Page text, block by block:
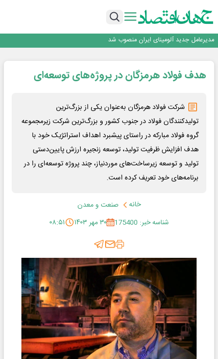
بازگشت فرش ماشینی به اصفهان پس از هفت سال؛ دو نمایشگاه تخصصی در شهر
مدیرعامل جدید آلومینای ایران منصوب شد
رونمایی فولاد غدیر نی ریز از سامانه ی « آقای پولاد»
بازگشت فرش ماشینی به اصفهان پس از هفت سال؛ دو نمایشگاه تخصصی در شهر
نمایشگاهی برگزار می‌شود
عرضه اولیه احیا استیل فولاد بافت
هدف فولاد هرمزگان در پروژه‌های توسعه‌ای
شرکت فولاد هرمزگان به‌‌عنوان یکی از بزرگ‌ترین
تولیدکنندگان فولاد در جنوب کشور و بزرگ‌ترین شرکت زیرمجموعه
گروه فولاد مبارکه در راستای پیشبرد اهداف استراتژیک خود با
هدف افزایش ظرفیت تولید، توسعه زنجیره ارزش پایین‌‌دستی
تولید و توسعه زیرساخت‌‌های موردنیاز، چند پروژه توسعه‌‌ای را در
برنامه‌‌های خود تعریف کرده است.
خانه
صنعت و معدن
شناسه خبر: 175400
۳۰ مهر ۱۴۰۳ ۰۸:۵۱